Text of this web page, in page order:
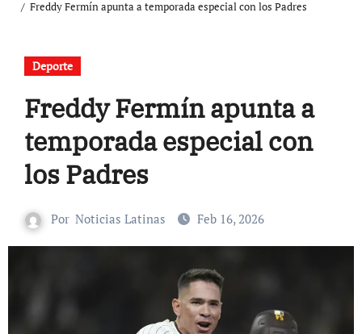
Freddy Fermín apunta a temporada especial con los Padres
Deporte
Freddy Fermín apunta a
temporada especial con
los Padres
Por Noticias Latinas Feb 16, 2026